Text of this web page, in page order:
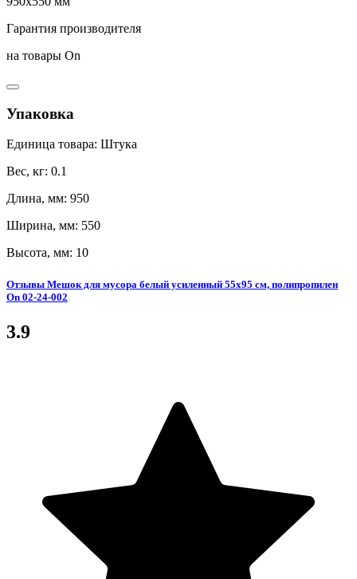
Гарантия производителя
на товары On
Упаковка
Единица товара: Штука
Вес, кг: 0.1
Длина, мм: 950
Ширина, мм: 550
Высота, мм: 10
Отзывы Мешок для мусора белый усиленный 55x95 см, полипропилен
On 02-24-002
3.9